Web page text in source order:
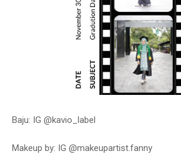
Baju: IG @kavio_label
Makeup by: IG @makeupartist.fanny